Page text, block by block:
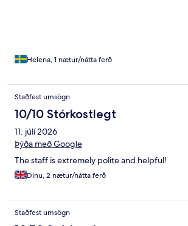
Helena, 1 nætur/nátta ferð
Staðfest umsögn
10/10 Stórkostlegt
11. júlí 2026
Þýða með Google
The staff is extremely polite and helpful!
Dinu, 2 nætur/nátta ferð
Staðfest umsögn